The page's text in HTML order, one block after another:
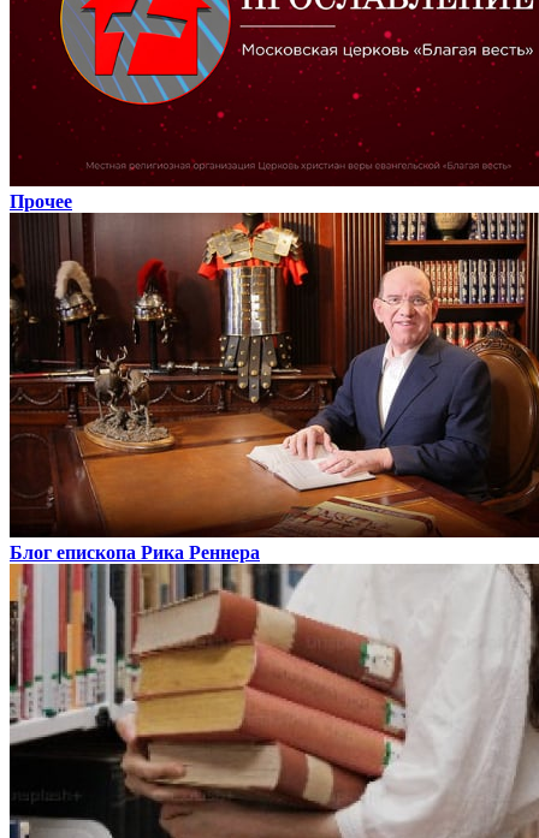
Прочее
Блог епископа Рика Реннера